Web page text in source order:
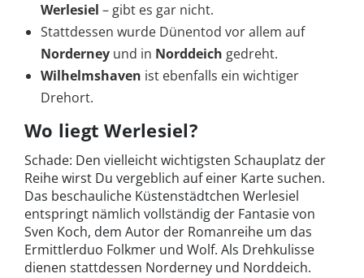
Werlesiel – gibt es gar nicht.
Stattdessen wurde Dünentod vor allem auf
Norderney und in Norddeich gedreht.
Wilhelmshaven ist ebenfalls ein wichtiger
Drehort.
Wo liegt Werlesiel?
Schade: Den vielleicht wichtigsten Schauplatz der
Reihe wirst Du vergeblich auf einer Karte suchen.
Das beschauliche Küstenstädtchen Werlesiel
entspringt nämlich vollständig der Fantasie von
Sven Koch, dem Autor der Romanreihe um das
Ermittlerduo Folkmer und Wolf. Als Drehkulisse
dienen stattdessen Norderney und Norddeich.